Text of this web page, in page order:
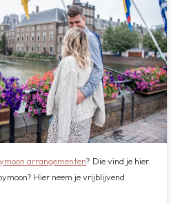
arrangementen? Die vind je hier.
Hier neem je vrijblijvend